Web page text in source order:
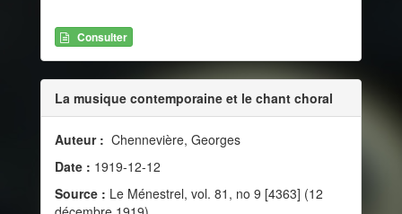
Consulter
La musique contemporaine et le chant choral
Auteur : Chennevière, Georges
Date : 1919-12-12
Source : Le Ménestrel, vol. 81, no 9 [4363] (12